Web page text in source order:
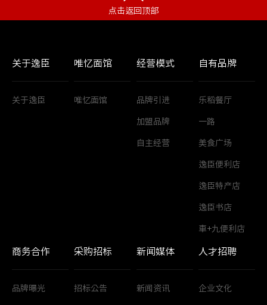
点击返回顶部
关于逸臣
关于逸臣
唯忆面馆
唯忆面馆
经营模式
品牌引进
加盟品牌
自主经营
自有品牌
乐稻餐厅
一路
美食广场
逸臣便利店
逸臣特产店
逸臣书店
車+九便利店
商务合作
品牌曝光
采购招标
招标公告
新闻媒体
新闻资讯
人才招聘
企业文化